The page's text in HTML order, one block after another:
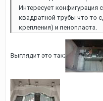
Интересует
квадратной трубы что то
крепления) и пенопласта.
Выглядит это так;